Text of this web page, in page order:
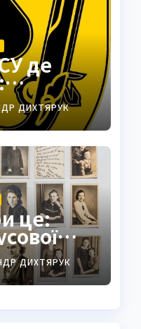
де
центр
ДИХТЯРУК
це:
ДИХТЯРУК